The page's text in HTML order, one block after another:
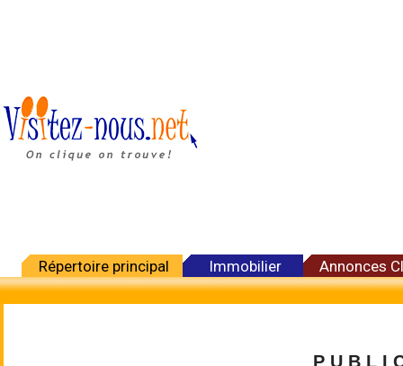
Répertoire principal Immobilier Annonces
P U B L I